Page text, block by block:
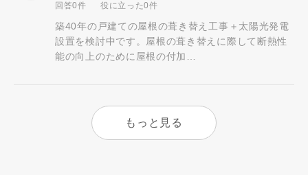
回答0件 役に立った0件
築40年の戸建ての屋根の葺き替え工事＋太陽光発電
設置を検討中です。屋根の葺き替えに際して断熱性
能の向上のために屋根の付加…
もっと見る